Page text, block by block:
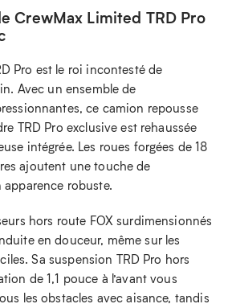
Pro est le roi incontesté de
Avec un ensemble de
ce camion repousse
TRD Pro exclusive est rehaussée
intégrée. Les roues forgées de 18
ajoutent une touche de
robuste.
hors route FOX surdimensionnés
en douceur, même sur les
Sa suspension TRD Pro hors
de 1,1 pouce à l’avant vous
les obstacles avec aisance, tandis